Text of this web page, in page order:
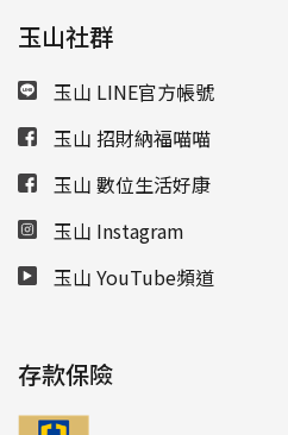
玉山社群
玉山 LINE官方帳號
玉山 招財納福喵喵
玉山 數位生活好康
玉山 Instagram
玉山 YouTube頻道
存款保險